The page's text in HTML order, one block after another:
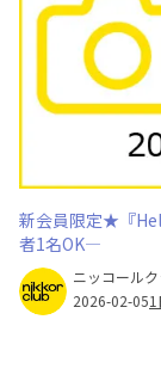
新会員限定★『
者1名OK—
ニッコール
2026-02-051